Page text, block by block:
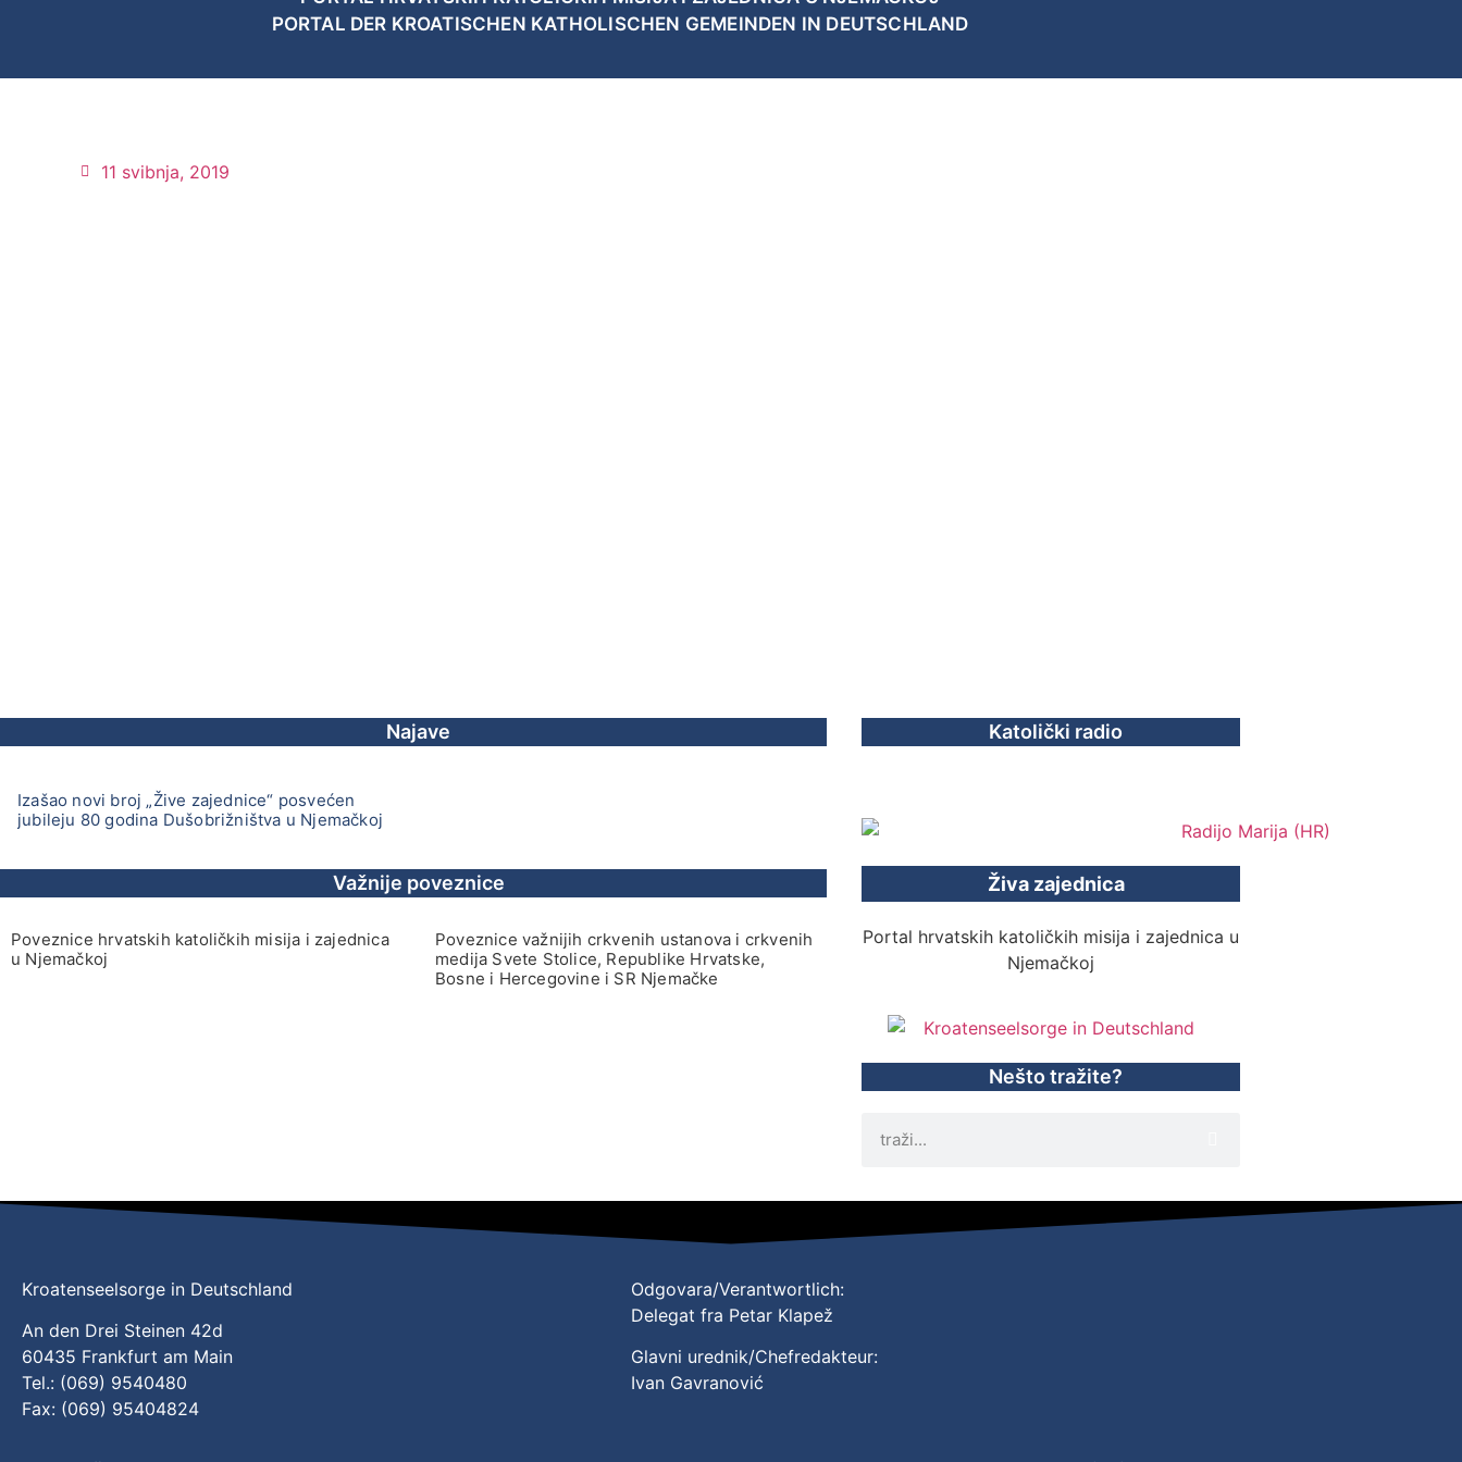
PORTAL DER KROATISCHEN KATHOLISCHEN GEMEINDEN IN DEUTSCHLAND
11 svibnja, 2019
Najave
Izašao novi broj „Žive zajednice“ posvećen
jubileju 80 godina Dušobrižništva u Njemačkoj
Važnije poveznice
Poveznice hrvatskih katoličkih misija i zajednica
u Njemačkoj
Poveznice važnijih crkvenih ustanova i crkvenih
medija Svete Stolice, Republike Hrvatske,
Bosne i Hercegovine i SR Njemačke
Katolički radio
Živa zajednica
Portal hrvatskih katoličkih misija i zajednica u
Njemačkoj
Nešto tražite?
Kroatenseelsorge in Deutschland
An den Drei Steinen 42d
60435 Frankfurt am Main
Tel.: (069) 9540480
Fax: (069) 95404824
Odgovara/Verantwortlich:
Delegat fra Petar Klapež
Glavni urednik/Chefredakteur:
Ivan Gavranović